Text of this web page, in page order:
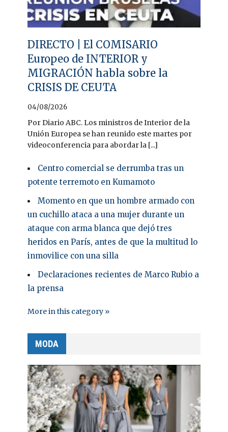
DIRECTO | El COMISARIO
Europeo de INTERIOR y
MIGRACIÓN habla sobre la
CRISIS DE CEUTA
04/08/2026
Por Diario ABC. Los ministros de Interior de la
Unión Europea se han reunido este martes por
videoconferencia para abordar la [...]
Centro comercial se derrumba tras un
potente terremoto en Kumamoto
Momento en que un hombre armado con
un cuchillo ataca a una mujer durante un
ataque con arma blanca que dejó tres
heridos en París, antes de que la multitud lo
inmovilice con una silla
Declaraciones recientes de Marco Rubio a
la prensa
More in this category »
MODA